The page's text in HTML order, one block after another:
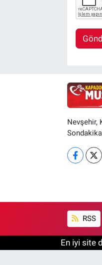
Nevşehir,
Sondakika
RSS
En iyi site